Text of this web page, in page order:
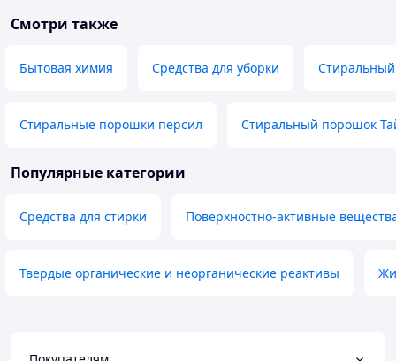
Смотри также
Бытовая химия Средства для уборки
Стиральные порошки персил Стиральный порошок
Популярные категории
Средства для стирки Поверхностно-активные
Твердые органические и неорганические реактивы